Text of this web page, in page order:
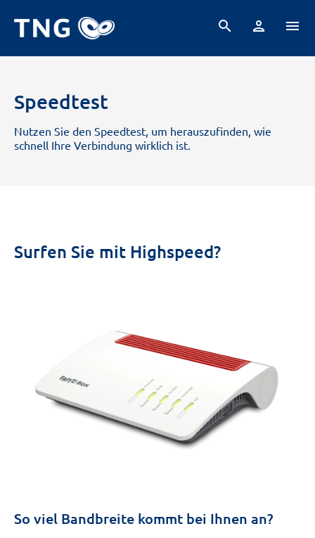
search person menu
Speedtest
Nutzen Sie den Speedtest, um herauszufinden, wie
schnell Ihre Verbindung wirklich ist.
Surfen Sie mit Highspeed?
So viel Bandbreite kommt bei Ihnen an?